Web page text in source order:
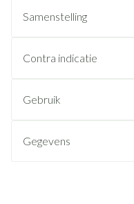
Samenstelling
Contra indicatie
Gebruik
Gegevens